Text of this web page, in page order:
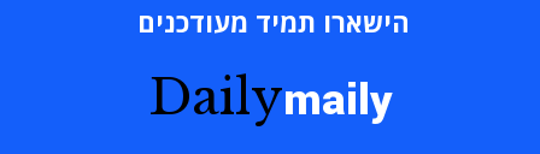
הישארו תמיד מעודכנים
Dailymaily